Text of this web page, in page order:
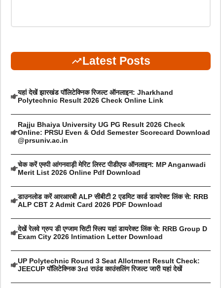
Latest Posts
यहां देखें झारखंड पॉलिटेक्निक रिजल्ट ऑनलाइन: Jharkhand
Polytechnic Result 2026 Check Online Link
Rajju Bhaiya University UG PG Result 2026 Check
Online: PRSU Even & Odd Semester Scorecard Download
@prsuniv.ac.in
चेक करें एमपी आंगनवाड़ी मेरिट लिस्ट पीडीएफ ऑनलाइन: MP Anganwadi
Merit List 2026 Online Pdf Download
डाउनलोड करें आरआरबी ALP सीबीटी 2 एडमिट कार्ड डायरेक्ट लिंक से: RRB
ALP CBT 2 Admit Card 2026 PDF Download
देखें रेलवे ग्रुप डी एग्जाम सिटी स्लिप यहां डायरेक्ट लिंक से: RRB Group D
Exam City 2026 Intimation Letter Download
UP Polytechnic Round 3 Seat Allotment Result Check:
JEECUP पॉलिटेक्निक 3rd राउंड काउंसलिंग रिजल्ट जारी यहां देखें